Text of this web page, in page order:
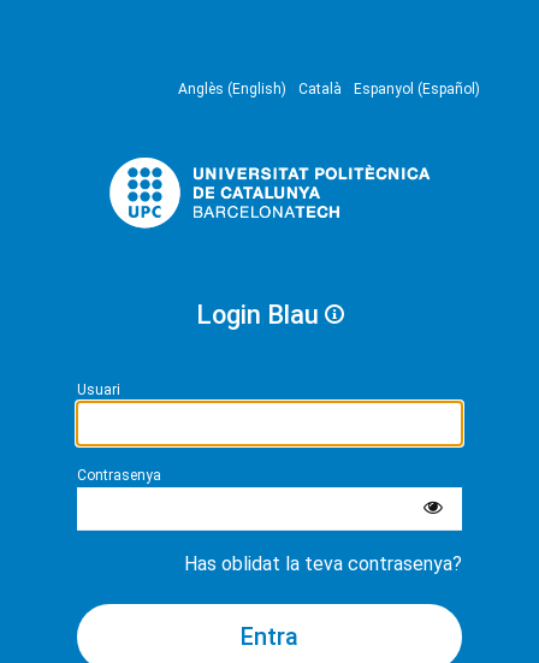
Anglès (English) Català Espanyol (Español)
Login Blau
Usuari
Contrasenya
Has oblidat la teva contrasenya?